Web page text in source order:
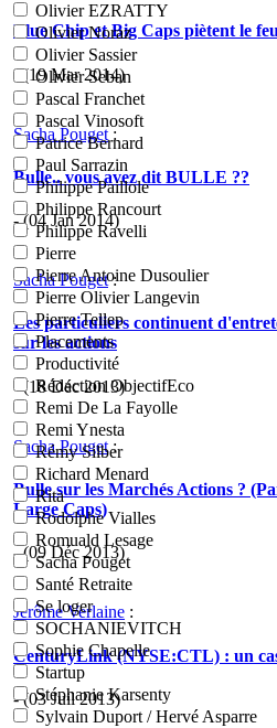
Olivier EZRATTY
Olivier Noraz
Olivier Sassier
Olivier Seban
Pascal Franchet
Pascal Vinosoft
Patrice Bernard
Paul Sarrazin
Philippe Paillole
Philippe Rancourt
Philippe Ravelli
Pierre
Pierre Antoine Dusoulier
Pierre Olivier Langevin
Pierre Tellep
Placements
Productivité
Rédaction ObjectifEco
Remi De La Fayolle
Remi Ynesta
Rémy Silber
Richard Menard
Rita
Rodolphe Vialles
Romuald Lesage
Sacha Pouget
Santé Retraite
Se loger
SOCHANIEVITCH
Sophie Chapelle
Startup
Stéphanie Karsenty
Sylvain Duport / Hervé Asparre
Blue Chip et Big Caps piètent le feu
- (19 Mar 2014)
Sacha Pouget :
Bulle.. vous avez dit BULLE ??
- (04 Jan 2014)
Sacha Pouget:
Les particuliers continuent
sur les actions
- (18 Déc 2013)
Sacha Pouget:
Bulle sur les Marchés Actions ?
Large Caps)
- (09 Déc 2013)
Jérôme Verlaine :
CenturyLink (NYSE:CTL) : un cas
- (03 Juil 2013)